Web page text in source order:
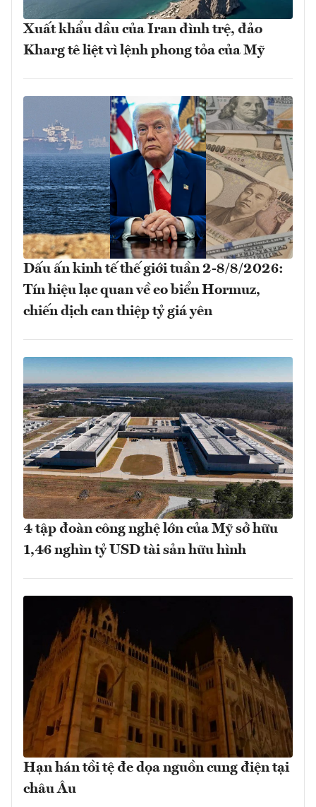
Xuất khẩu dầu của Iran đình trệ, đảo
Kharg tê liệt vì lệnh phong tỏa của Mỹ
Dấu ấn kinh tế thế giới tuần 2-8/8/2026:
Tín hiệu lạc quan về eo biển Hormuz,
chiến dịch can thiệp tỷ giá yên
4 tập đoàn công nghệ lớn của Mỹ sở hữu
1,46 nghìn tỷ USD tài sản hữu hình
Hạn hán tồi tệ đe dọa nguồn cung điện tại
châu Âu